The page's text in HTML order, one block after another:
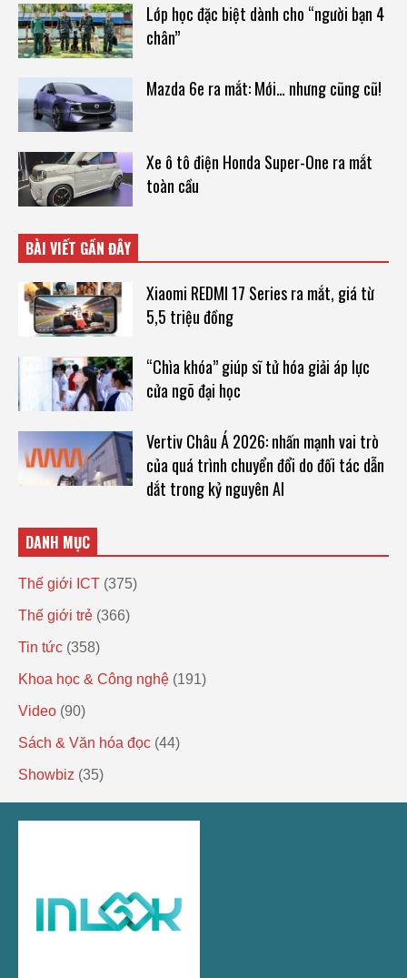
Lớp học đặc biệt dành cho “người bạn 4
chân”
Mazda 6e ra mắt: Mới… nhưng cũng cũ!
Xe ô tô điện Honda Super-One ra mắt
toàn cầu
BÀI VIẾT GẦN ĐÂY
Xiaomi REDMI 17 Series ra mắt, giá từ
5,5 triệu đồng
“Chìa khóa” giúp sĩ tử hóa giải áp lực
cửa ngõ đại học
Vertiv Châu Á 2026: nhấn mạnh vai trò
của quá trình chuyển đổi do đối tác dẫn
dắt trong kỷ nguyên AI
DANH MỤC
Thế giới ICT (375)
Thế giới trẻ (366)
Tin tức (358)
Khoa học & Công nghệ (191)
Video (90)
Sách & Văn hóa đọc (44)
Showbiz (35)